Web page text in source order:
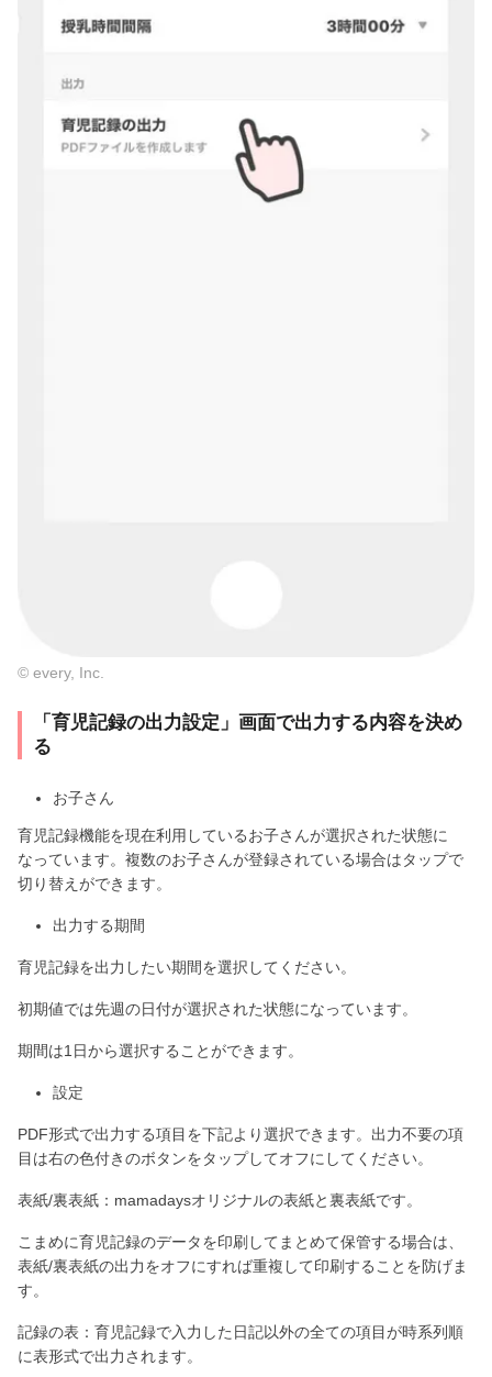
© every, Inc.
「育児記録の出力設定」画面で出力する内容を決め
る
お子さん
育児記録機能を現在利用しているお子さんが選択された状態に
なっています。複数のお子さんが登録されている場合はタップで
切り替えができます。
出力する期間
育児記録を出力したい期間を選択してください。
初期値では先週の日付が選択された状態になっています。
期間は1日から選択することができます。
設定
PDF形式で出力する項目を下記より選択できます。出力不要の項
目は右の色付きのボタンをタップしてオフにしてください。
表紙/裏表紙：mamadaysオリジナルの表紙と裏表紙です。
こまめに育児記録のデータを印刷してまとめて保管する場合は、
表紙/裏表紙の出力をオフにすれば重複して印刷することを防げま
す。
記録の表：育児記録で入力した日記以外の全ての項目が時系列順
に表形式で出力されます。